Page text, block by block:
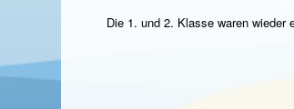
Die 1. und 2. Klasse waren wieder